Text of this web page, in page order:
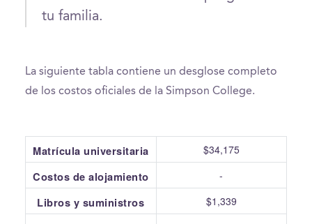
tu familia.
La siguiente tabla contiene un desglose completo
de los costos oficiales de la Simpson College.
Matrícula universitaria $34,175
Costos de alojamiento -
Libros y suministros $1,339